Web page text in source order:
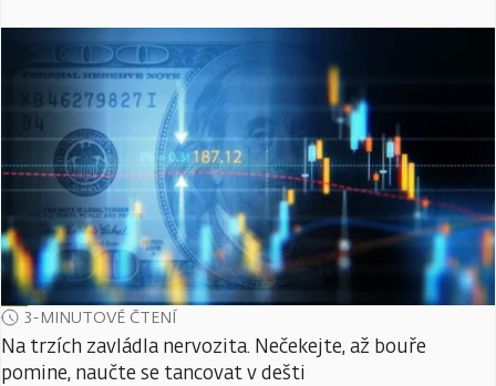
3-MINUTOVÉ ČTENÍ
Na trzích zavládla nervozita. Nečekejte, až bouře
pomine, naučte se tancovat v dešti